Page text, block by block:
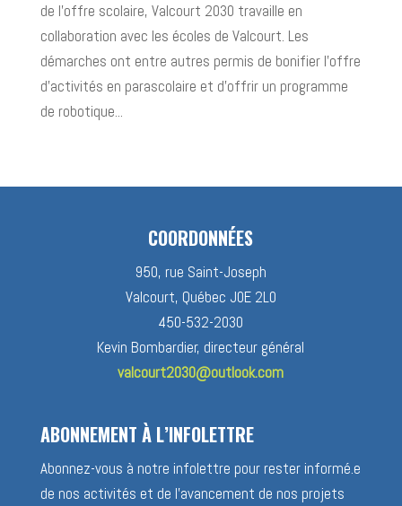
de l’offre scolaire, Valcourt 2030 travaille en
collaboration avec les écoles de Valcourt. Les
démarches ont entre autres permis de bonifier l’offre
d’activités en parascolaire et d’offrir un programme
de robotique...
COORDONNÉES
950, rue Saint-Joseph
Valcourt, Québec J0E 2L0
450-532-2030
Kevin Bombardier, directeur général
valcourt2030@outlook.com
ABONNEMENT À L’INFOLETTRE
Abonnez-vous à notre infolettre pour rester informé.e
de nos activités et de l’avancement de nos projets